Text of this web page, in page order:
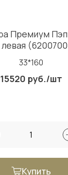
Премиум
левая
33*160
15520 руб./шт
Купить